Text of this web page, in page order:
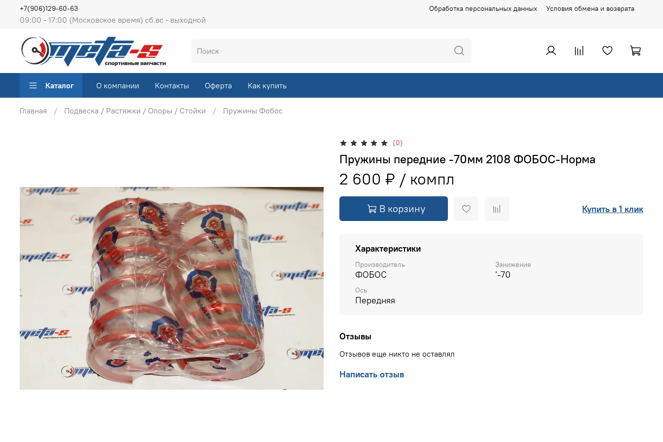
Обработка персональных данных Условия обмена и возврата
09:00 - 17:00 (Московское время) сб.вс - выходной
+7(906)129-60-63
Каталог О компании Контакты Оферта Как купить
Главная Подвеска / Растяжки / Опоры / Стойки Пружины Фобос
(0)
Пружины передние -70мм 2108 ФОБОС-Норма
2 600 ₽
В корзину Купить в 1 клик
Характеристики
Производитель
ФОБОС
Занижение
'-70
Ось
Передняя
Отзывы
Отзывов еще никто не оставлял
Написать отзыв